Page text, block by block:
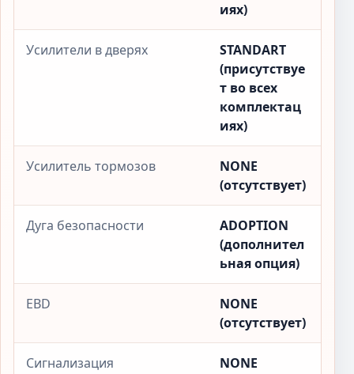
иях)
Усилители в дверях
STANDART
(присутствуе
т во всех
комплектац
иях)
Усилитель тормозов
NONE
(отсутствует)
Дуга безопасности
ADOPTION
(дополнител
ьная опция)
EBD
NONE
(отсутствует)
Сигнализация
NONE